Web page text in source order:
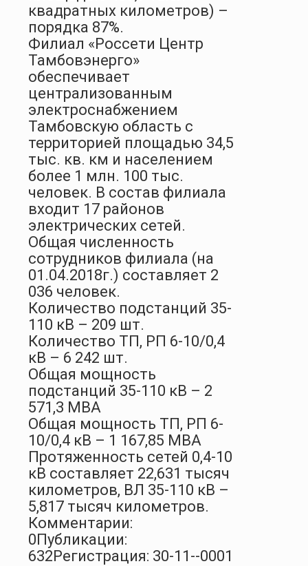
квадратных километров) –
порядка 87%.
Филиал «Россети Центр
Тамбовэнерго»
обеспечивает
централизованным
электроснабжением
Тамбовскую область с
территорией площадью 34,5
тыс. кв. км и населением
более 1 млн. 100 тыс.
человек. В состав филиала
входит 17 районов
электрических сетей.
Общая численность
сотрудников филиала (на
01.04.2018г.) составляет 2
036 человек.
Количество подстанций 35-
110 кВ – 209 шт.
Количество ТП, РП 6-10/0,4
кВ – 6 242 шт.
Общая мощность
подстанций 35-110 кВ – 2
571,3 МВА
Общая мощность ТП, РП 6-
10/0,4 кВ – 1 167,85 МВА
Протяженность сетей 0,4-10
кВ составляет 22,631 тысяч
километров, ВЛ 35-110 кВ –
5,817 тысяч километров.
Комментарии:
0 Публикации:
632 Регистрация: 30-11--0001